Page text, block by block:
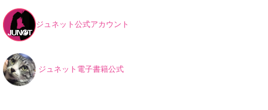
ジュネット公式アカウント
ジュネット電子書籍公式